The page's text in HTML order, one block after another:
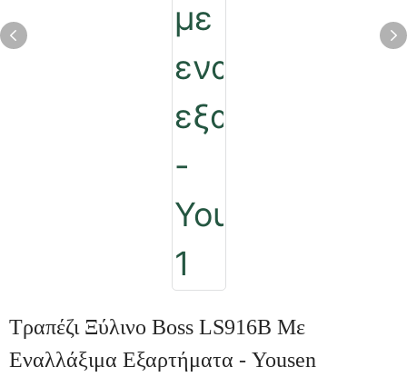
Τραπέζι Ξύλινο Boss LS916B Με
Εναλλάξιμα Εξαρτήματα - Yousen